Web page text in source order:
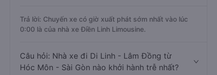
Trả lời: Chuyến xe có giờ xuất phát sớm nhất vào lúc
0:00 là của nhà xe Điền Linh Limousine.
Câu hỏi: Nhà xe đi Di Linh - Lâm Đồng từ
Hóc Môn - Sài Gòn nào khởi hành trễ nhất?